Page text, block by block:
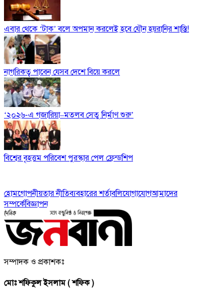
এবার থেকে ‘টাক’ বলে অপমান করলেই হবে যৌন হয়রানির শাস্তি!
নাগরিকত্ব পাবেন যেসব দেশে বিয়ে করলে
‘২০২৬-এ গজারিয়া–মতলব সেতু নির্মাণ শুরু’
বিশ্বের বৃহত্তম পরিবেশ পুরস্কার পেল ফ্রেন্ডশিপ
হোমগোপনীয়তার নীতিব্যবহারের শর্তাবলিযোগাযোগআমাদের
সম্পর্কেবিজ্ঞাপন
সম্পাদক ও প্রকাশকঃ
মোঃ শফিকুল ইসলাম ( শফিক )